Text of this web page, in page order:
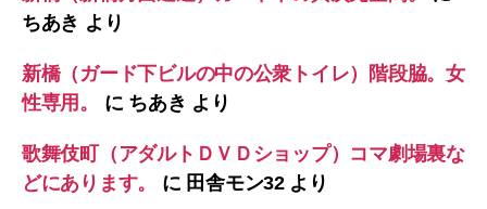
ちあき より
新橋（ガード下ビルの中の公衆トイレ）階段脇。女
性専用。
に ちあき より
歌舞伎町（アダルトＤＶＤショップ）コマ劇場裏な
どにあります。
に 田舎モン32より